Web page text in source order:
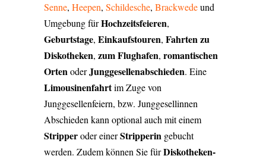
Senne, Heepen, Schildesche, Brackwedeund
Umgebung fürHochzeitsfeieren,
Geburtstage, Einkaufstouren, Fahrten zu
Diskotheken, zum Flughafen, romantischen
OrtenoderJunggesellenabschieden. Eine
Limousinenfahrtim Zuge von
Junggesellenfeiern, bzw. Junggesellinnen
Abschieden kann optional auch mit einem
Stripperoder einerStripperin gebucht
werden. Zudem können Sie fürDiskotheken-